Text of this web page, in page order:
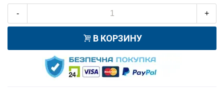
- +
В КОРЗИНУ